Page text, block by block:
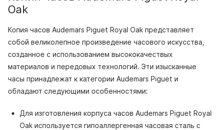
Oak
Копия часов Audemars Piguet Royal Oak представляет
собой великолепное произведение часового искусства,
созданное с использованием высококачествых
материалов и передовых технологий. Эти изысканные
часы принадлежат к категории Audemars Piguet и
обладают следующими особенностями:
Для изготовления корпуса часов Audemars Piguet Royal
Oak используется гипоаллергенная часовая сталь с